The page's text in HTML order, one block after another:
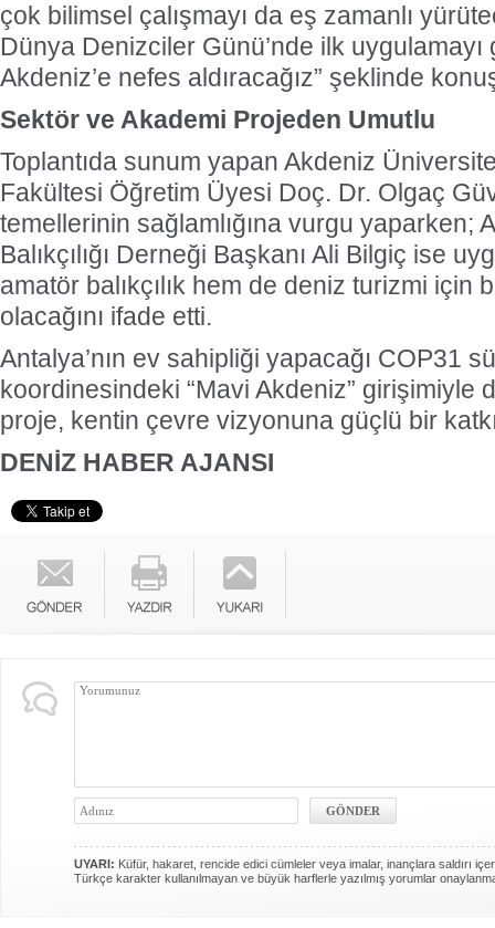
çok bilimsel çalışmayı da eş zamanlı
Dünya Denizciler Günü’nde ilk
Akdeniz’e nefes aldıracağız” şeklinde
Sektör ve Akademi Projeden Umutlu
Toplantıda sunum yapan Akdeniz
Fakültesi Öğretim Üyesi Doç. Dr. Olgaç
temellerinin sağlamlığına vurgu yaparken;
Balıkçılığı Derneği Başkanı Ali Bilgiç ise
amatör balıkçılık hem de deniz turizmi için
olacağını ifade etti.
Antalya’nın ev sahipliği yapacağı COP31
koordinesindeki “Mavi Akdeniz” girişimiyle
proje, kentin çevre vizyonuna güçlü bir
DENİZ HABER AJANSI
UYARI: Küfür, hakaret, rencide edici cümleler veya imalar, inançlara saldırı
Türkçe karakter kullanılmayan ve büyük harflerle yazılmış yorumlar